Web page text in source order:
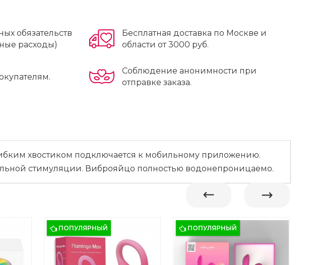
обязательств
расходы)
Бесплатная доставка по Москве и
области от 3000 руб.
Соблюдение анонимности при
отправке заказа.
хвостиком подключается к мобильному приложению.
стимуляции. Виброяйцо полностью водонепроницаемо.
ПОПУЛЯРНЫЙ ПОПУЛЯРНЫЙ